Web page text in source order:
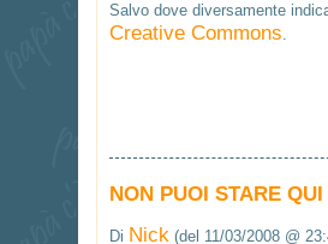
Salvo dove diversamente
Creative Commons.
NON PUOI STARE QUI
Di Nick (del 11/03/2008 @